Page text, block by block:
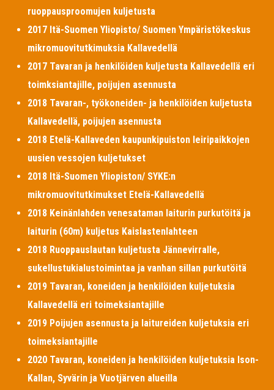
ruoppausproomujen kuljetusta
2017 Itä-Suomen Yliopisto/ Suomen Ympäristökeskus
mikromuovitutkimuksia Kallavedellä
2017 Tavaran ja henkilöiden kuljetusta Kallavedellä eri
toimksiantajille, poijujen asennusta
2018 Tavaran-, työkoneiden- ja henkilöiden kuljetusta
Kallavedellä, poijujen asennusta
2018 Etelä-Kallaveden kaupunkipuiston leiripaikkojen
uusien vessojen kuljetukset
2018 Itä-Suomen Yliopiston/ SYKE:n
mikromuovitutkimukset Etelä-Kallavedellä
2018 Keinänlahden venesataman laiturin purkutöitä ja
laiturin (60m) kuljetus Kaislastenlahteen
2018 Ruoppauslautan kuljetusta Jännevirralle,
sukellustukialustoimintaa ja vanhan sillan purkutöitä
2019 Tavaran, koneiden ja henkilöiden kuljetuksia
Kallavedellä eri toimeksiantajille
2019 Poijujen asennusta ja laitureiden kuljetuksia eri
toimeksiantajille
2020 Tavaran, koneiden ja henkilöiden kuljetuksia Ison-
Kallan, Syvärin ja Vuotjärven alueilla